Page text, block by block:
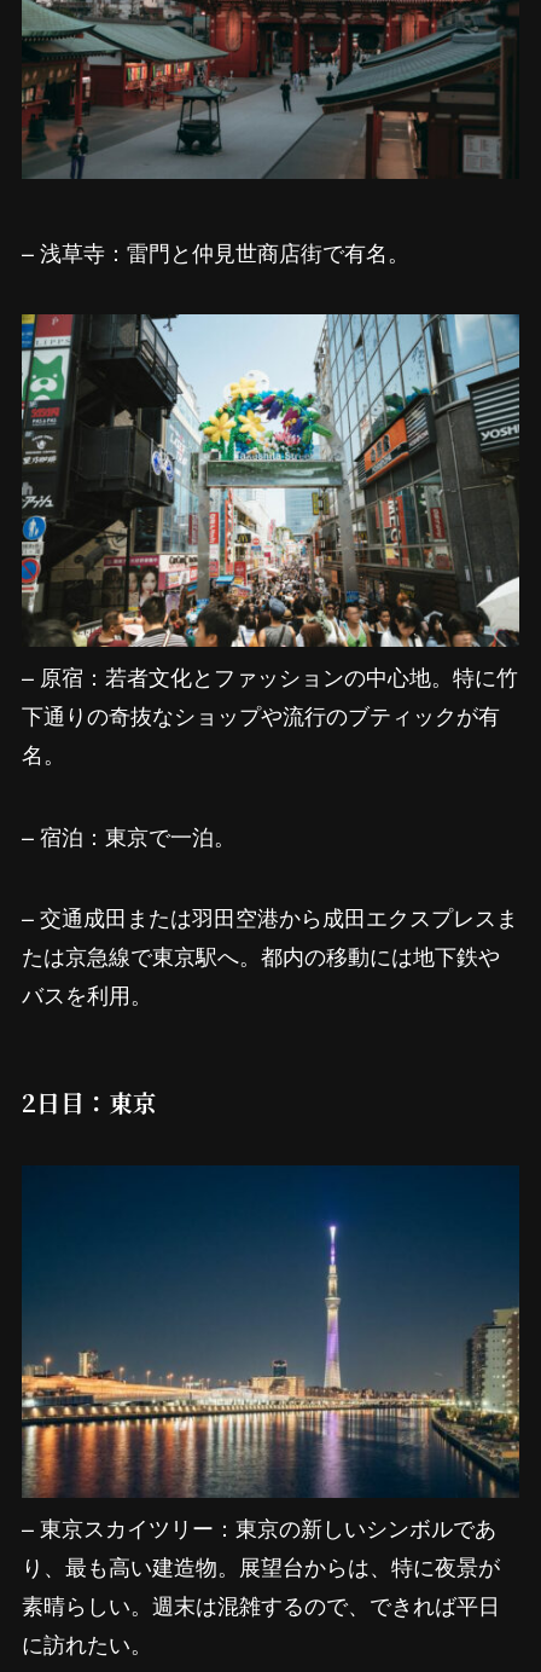
– 浅草寺：雷門と仲見世商店街で有名。
– 原宿：若者文化とファッションの中心地。特に竹
下通りの奇抜なショップや流行のブティックが有
名。
– 宿泊：東京で一泊。
– 交通成田または羽田空港から成田エクスプレスま
たは京急線で東京駅へ。都内の移動には地下鉄や
バスを利用。
2日目：東京
– 東京スカイツリー：東京の新しいシンボルであ
り、最も高い建造物。展望台からは、特に夜景が
素晴らしい。週末は混雑するので、できれば平日
に訪れたい。